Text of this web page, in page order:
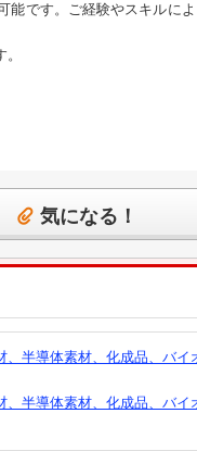
です。ご経験やスキルに
気になる！
、半導体素材、化成品、バイ
、半導体素材、化成品、バイ